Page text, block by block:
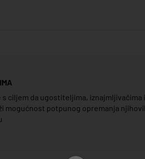
s ciljem da ugostiteljima, iznajmljivačima
mogućnost potpunog opremanja